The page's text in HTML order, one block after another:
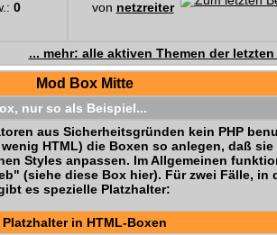
0
von netzreiter
... mehr: alle aktiven Themen der
Mod Box Mitte
nur so als Beispiel...
aus Sicherheitsgründen kein PHP
HTML) die Boxen so anlegen, daß sie
Styles anpassen. Im Allgemeinen
(siehe diese Box hier). Für zwei Fälle, in
es spezielle Platzhalter:
Platzhalter in HTML-Boxen